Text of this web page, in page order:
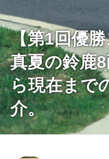
【第1回優
真夏の鈴鹿
ら現在まで
介。